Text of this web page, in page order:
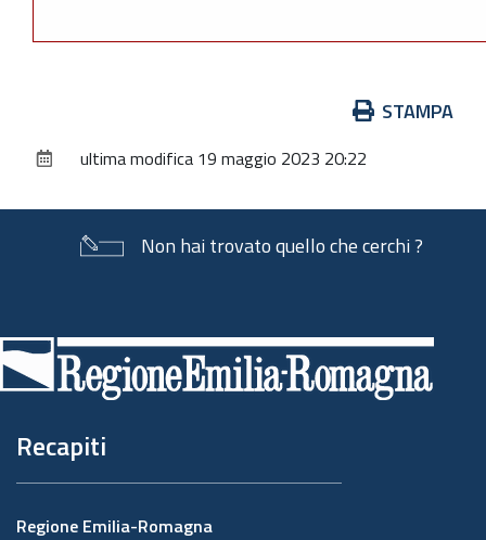
documento
STAMPA
ultima modifica 19 maggio 2023 20:22
Non hai trovato quello che cerchi ?
di
pagina
Recapiti
Regione Emilia-Romagna